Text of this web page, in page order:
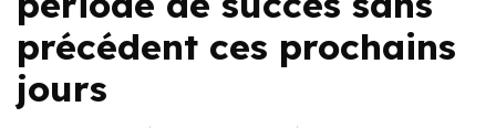
précédent ces prochains
jours